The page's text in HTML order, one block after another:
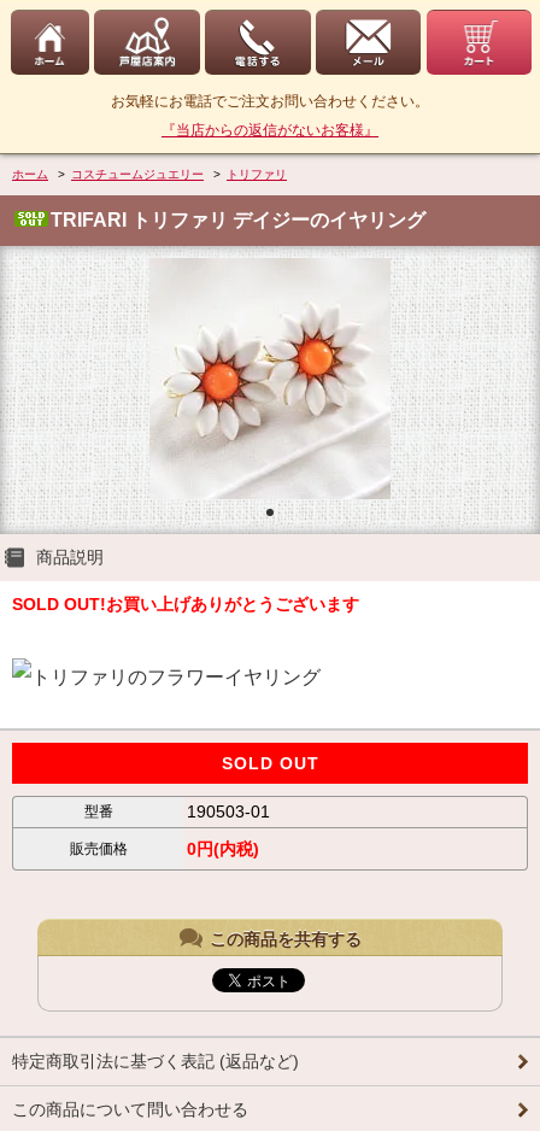
お気軽にお電話でご注文お問い合わせください。
『当店からの返信がないお客様』
ホーム > コスチュームジュエリー > トリファリ
TRIFARI トリファリ デイジーのイヤリング
商品説明
SOLD OUT!お買い上げありがとうございます
SOLD OUT
型番 190503-01
販売価格 0円(内税)
この商品を共有する
特定商取引法に基づく表記 (返品など)
この商品について問い合わせる